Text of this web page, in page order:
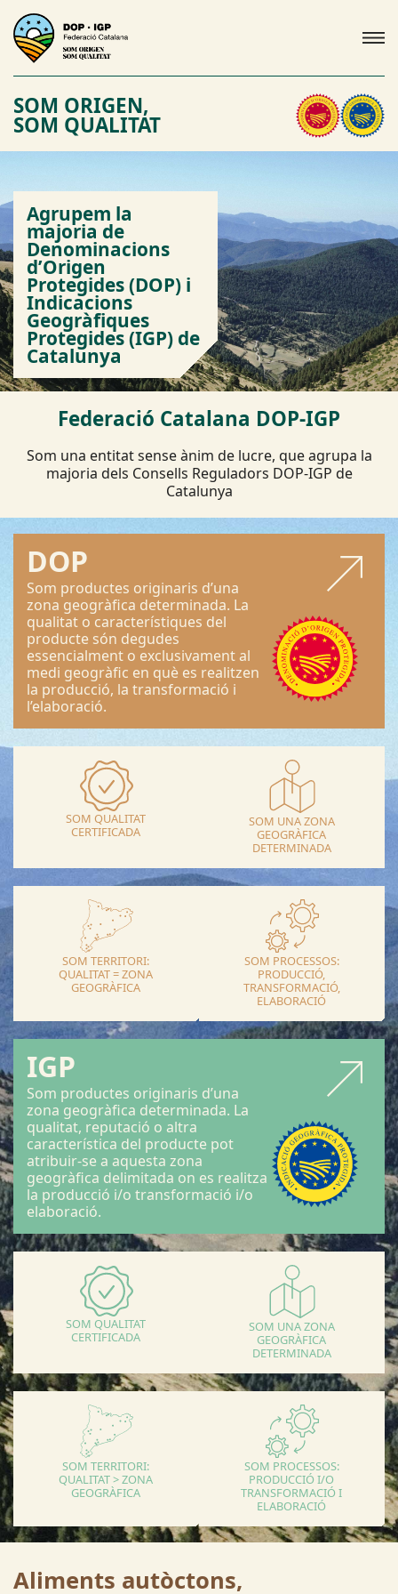
SOM ORIGEN,
SOM QUALITAT
Agrupem la
majoria de
Denominacions
d’Origen
Protegides (DOP) i
Indicacions
Geogràfiques
Protegides (IGP) de
Catalunya
Federació Catalana DOP-IGP
Som una entitat sense ànim de lucre, que agrupa la
majoria dels Consells Reguladors DOP-IGP de
Catalunya
DOP
Som productes originaris d’una
zona geogràfica determinada. La
qualitat o característiques del
producte són degudes
essencialment o exclusivament al
medi geogràfic en què es realitzen
la producció, la transformació i
l’elaboració.
SOM QUALITAT
CERTIFICADA
SOM UNA ZONA
GEOGRÀFICA
DETERMINADA
SOM TERRITORI:
QUALITAT = ZONA
GEOGRÀFICA
SOM PROCESSOS:
PRODUCCIÓ,
TRANSFORMACIÓ,
ELABORACIÓ
IGP
Som productes originaris d’una
zona geogràfica determinada. La
qualitat, reputació o altra
característica del producte pot
atribuir-se a aquesta zona
geogràfica delimitada on es realitza
la producció i/o transformació i/o
elaboració.
SOM QUALITAT
CERTIFICADA
SOM UNA ZONA
GEOGRÀFICA
DETERMINADA
SOM TERRITORI:
QUALITAT > ZONA
GEOGRÀFICA
SOM PROCESSOS:
PRODUCCIÓ I/O
TRANSFORMACIÓ I
ELABORACIÓ
Aliments autòctons,